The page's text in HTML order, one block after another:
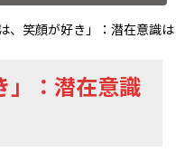
は、笑顔が好き」：潜在意識
」：潜在意識